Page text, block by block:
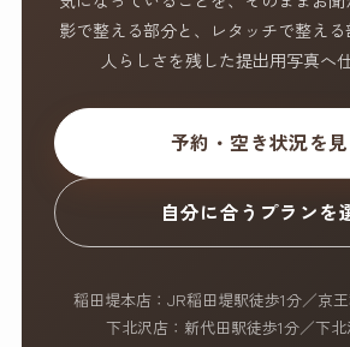
影で整える部分と、レタッチで整え
人らしさを残した提出用写真へ
予約・空き状況を見
自分に合うプランを
稲田堤本店：JR稲田堤駅徒歩1分／京
下北沢店：新代田駅徒歩1分／下